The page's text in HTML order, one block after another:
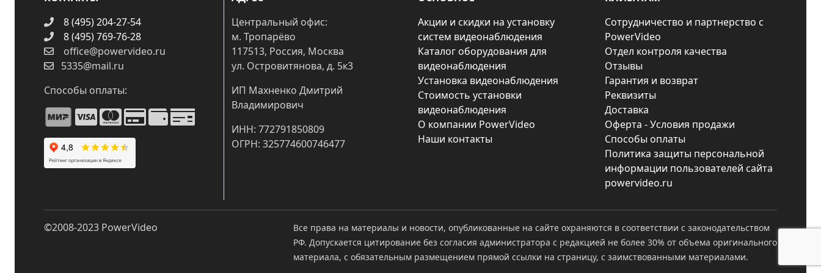
8 (495) 204-27-54
8 (495) 769-76-28
office@powervideo.ru
5335@mail.ru
Способы оплаты:
Центральный офис:
м. Тропарёво
117513, Россия, Москва
ул. Островитянова, д. 5к3
ИП Махненко Дмитрий
Владимирович
ИНН: 772791850809
ОГРН: 325774600746477
Акции и скидки на установку
систем видеонаблюдения
Каталог оборудования для
видеонаблюдения
Установка видеонаблюдения
Стоимость установки
видеонаблюдения
О компании PowerVideo
Наши контакты
Сотрудничество и партнерство с
PowerVideo
Отдел контроля качества
Отзывы
Гарантия и возврат
Реквизиты
Доставка
Оферта - Условия продажи
Способы оплаты
Политика защиты персональной
информации пользователей сайта
powervideo.ru
©2008-2023 PowerVideo
Все права на материалы и новости, опубликованные на сайте охраняются в соответствии с законодательством
РФ. Допускается цитирование без согласия администратора с редакцией не более 30% от объема оригинального
материала, с обязательным размещением прямой ссылки на страницу, с заимствованными материалами.